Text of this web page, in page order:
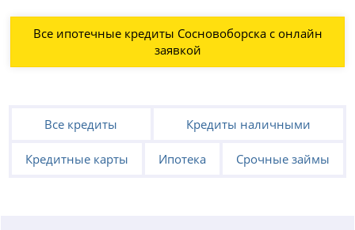
Все ипотечные кредиты Сосновоборска с онлайн
заявкой
Все кредиты Кредиты наличными
Кредитные карты Ипотека Срочные займы